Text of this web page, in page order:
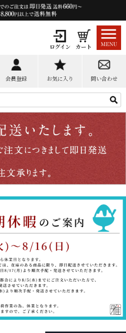
ログイン カート
会員登録 お気に入り 問い合わせ